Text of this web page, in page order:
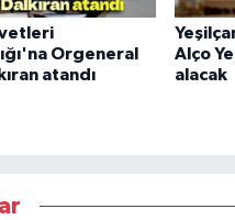
Orgeneral
atandı
Alço
alacak